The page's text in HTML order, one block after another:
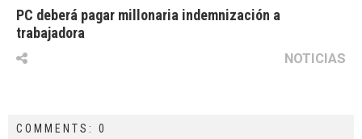
PC deberá pagar millonaria indemnización a
trabajadora
NOTICIAS
COMMENTS: 0